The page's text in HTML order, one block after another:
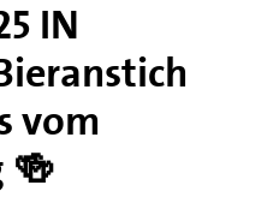
IN
vom
🍻